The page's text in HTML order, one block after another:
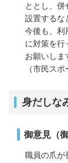
ととし、併
設置するな
今後も、利
に対策を行
お願いしま
（市民スポ
身だしな
御意見（御
職員の爪が